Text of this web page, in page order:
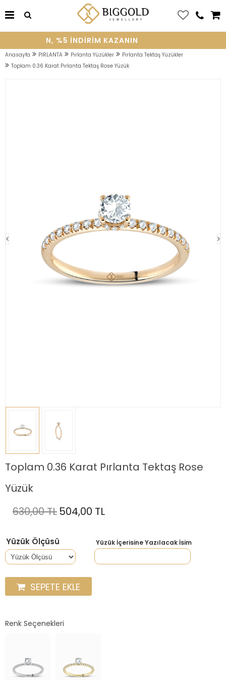
OLUN, %5 INDIRIM KAZANIN
Anasayfa PIRLANTA Pırlanta Yüzükler
Pırlanta Tektaş Yüzükler
Toplam 0.36 Karat Pırlanta Tektaş Rose Yüzük
Toplam 0.36 Karat Pırlanta Tektaş Rose
Yüzük
630,00 TL504,00 TL
Yüzük Ölçüsü Yüzük İçerisine Yazılacak İsim
SEPETE EKLE
Renk Seçenekleri